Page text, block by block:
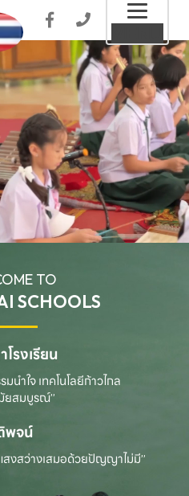
TO
SCHOOLS
รงเรียน
นำใจ เทคโนโลยีก้าวไกล
ยสมบูรณ์”
พจน์
งสว่างเสมอด้วยปัญญาไม่มี”